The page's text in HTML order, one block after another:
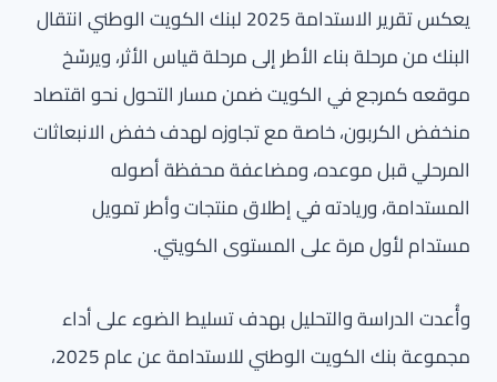
يعكس تقرير الاستدامة 2025 لبنك الكويت الوطني انتقال
البنك من مرحلة بناء الأطر إلى مرحلة قياس الأثر، ويرسّخ
موقعه كمرجع في الكويت ضمن مسار التحول نحو اقتصاد
منخفض الكربون، خاصة مع تجاوزه لهدف خفض الانبعاثات
المرحلي قبل موعده، ومضاعفة محفظة أصوله
المستدامة، وريادته في إطلاق منتجات وأطر تمويل
مستدام لأول مرة على المستوى الكويتي.
وأُعدت الدراسة والتحليل بهدف تسليط الضوء على أداء
مجموعة بنك الكويت الوطني للاستدامة عن عام 2025،